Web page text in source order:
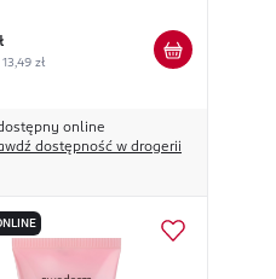
zł
online
dostępność w drogerii